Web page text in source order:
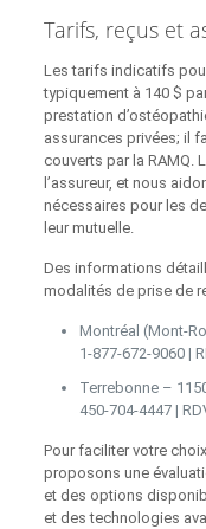
Tarifs, reçus et
Les tarifs indicatifs
typiquement à 140 $
prestation
assurances privées; il
couverts par la RAMQ.
l’assureur, et nous
nécessaires pour les
leur mutuelle.
Des informations
modalités de prise de
Montréal
1‑877‑672‑9060 |
Terrebonne –
450‑704‑4447 |
Pour faciliter votre
proposons une
et des options
et des technologies